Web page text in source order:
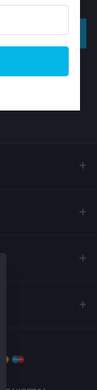
გამოწერა